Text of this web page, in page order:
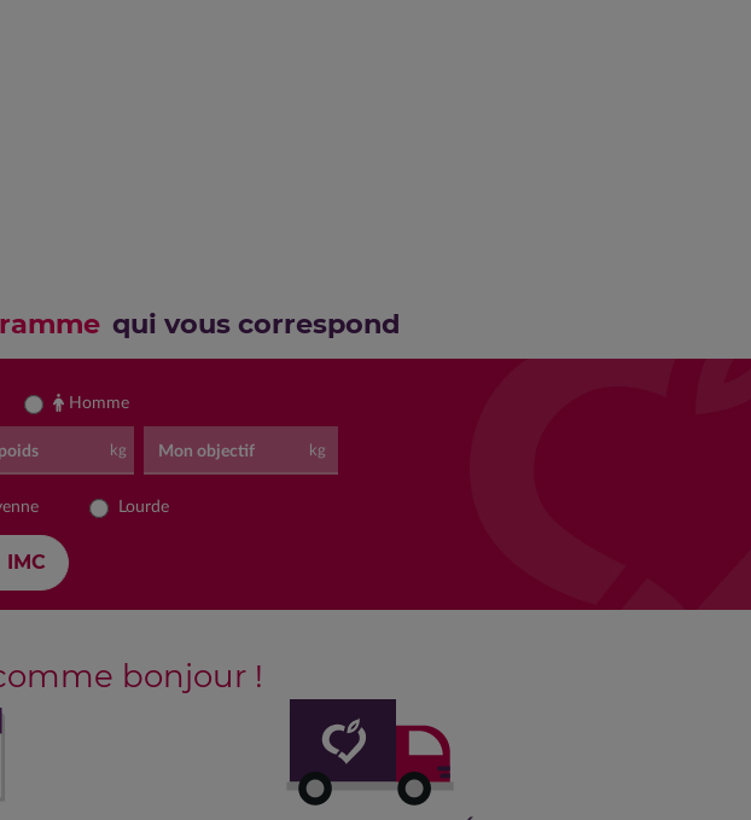
qui vous correspond
Homme
kg Mon objectif kg
Lourde
bonjour !